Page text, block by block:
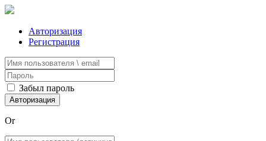
Авторизация
Регистрация
Забыл пароль
Or